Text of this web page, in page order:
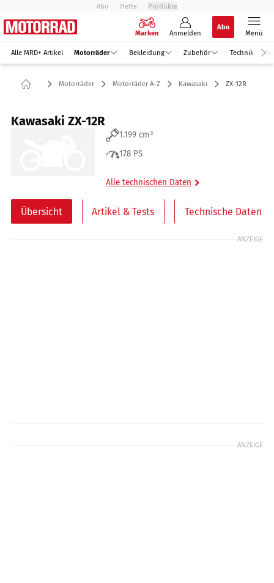
Abo Hefte Produkte
Marken Anmelden
Abo
Menü
Alle MRD+ Artikel Motorräder Bekleidung Zubehör Technik
Motorräder Motorräder A-Z Kawasaki ZX-12R
Kawasaki ZX-12R
1.199 cm³
178 PS
Alle technischen Daten
Übersicht Artikel & Tests Technische Daten
ANZEIGE
ANZEIGE